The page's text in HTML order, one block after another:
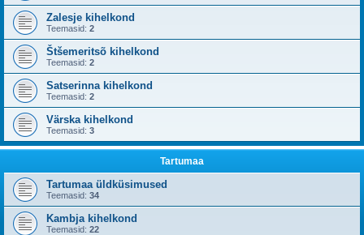
Zalesje kihelkond
Teemasid: 2
Štšemeritsõ kihelkond
Teemasid: 2
Satserinna kihelkond
Teemasid: 2
Värska kihelkond
Teemasid: 3
Tartumaa
Tartumaa üldküsimused
Teemasid: 34
Kambja kihelkond
Teemasid: 22